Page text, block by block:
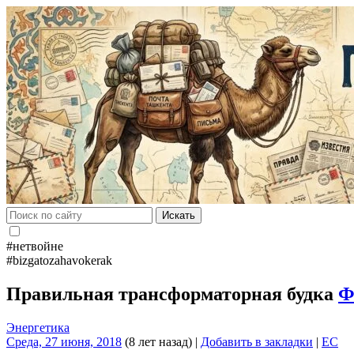
Искать
#нетвойне
#bizgatozahavokerak
Правильная трансформаторная будка
Энергетика
Среда, 27 июня, 2018 (8 лет назад) | Добавить в закладки | EC